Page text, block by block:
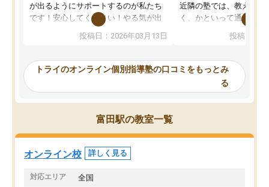
が出るようにサポートするのが私たち
です！安心してください！やる気が出
ないのは私たち講師の責任です」と言
ってくださり、確かに！と考えて、思
ったんですが、学生の先生から学ぶこ
み、徐々に成績が上がったらいいなと
思っていました。何が今足りないのか
を的確に指導いただき、子どももびっ
くりするほど楽しんでやる気を持って
塾を受けています。狙い通り、少しず
つ成績も上がり、苦手意識も無くなっ
てきたので、さらに苦手な数学も追加
でお願いしました。来年の高校受験に
投稿日：2026年03月13日
近隣の塾では、教えても
く、かといって通うには
可能なので本当に助か
らないところをピンポイ
頂いて、とてもわかり
していました。一生を
スト、多少お金がかかっ
投稿日：
トライのオンライン個別指導塾の口コミをもっとみ
る
富田駅の教室一覧
オンライン校 詳しく見る
対応エリア 全国